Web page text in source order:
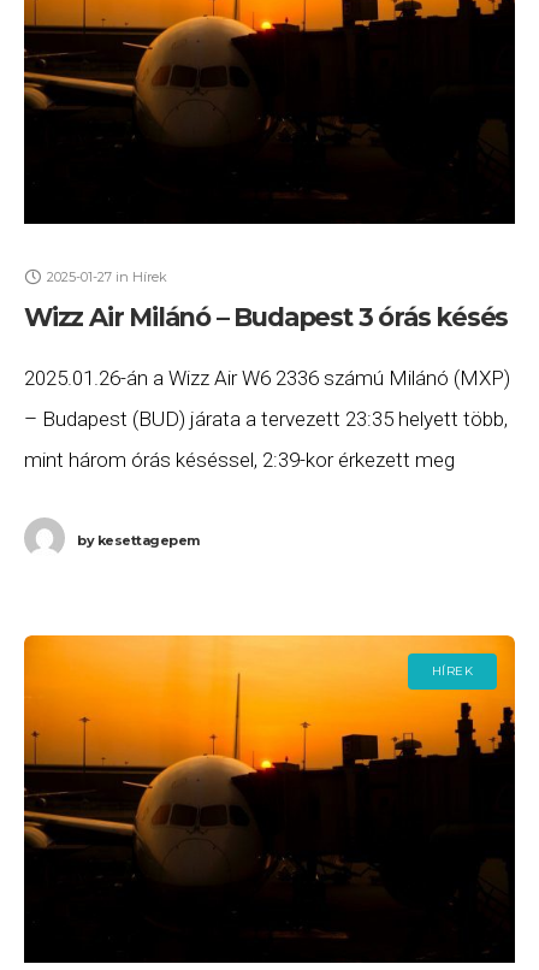
2025-01-27 in Hírek
Wizz Air Milánó – Budapest 3 órás késés
2025.01.26-án a Wizz Air W6 2336 számú Milánó (MXP)
– Budapest (BUD) járata a tervezett 23:35 helyett több,
mint három órás késéssel, 2:39-kor érkezett meg
bykesettagepem
HÍREK